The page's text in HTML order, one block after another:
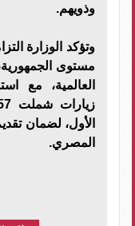
وذويهم.
وتؤكد الوزارة
مستوى
العالمية، مع
الأول، لضمان
المصري.